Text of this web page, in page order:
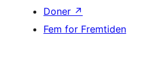
Doner ↗
Fem for Fremtiden